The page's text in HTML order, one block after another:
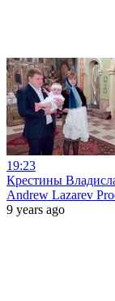
19:23
Крестины
Andrew Lazarev
9 years ago